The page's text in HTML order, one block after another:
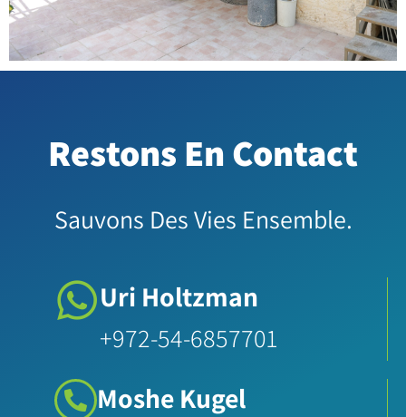
Restons En Contact
Sauvons Des Vies Ensemble​.
Uri Holtzman
+972-54-6857701
Moshe Kugel